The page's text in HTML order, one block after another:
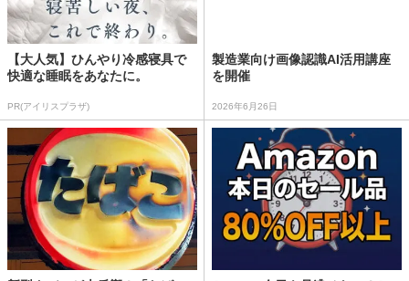
【大人気】ひんやり冷感寝具で
快適な睡眠をあなたに。
PR(アイリスプラザ)
製造業向け画像認識AI活用講座
を開催
2026年6月26日